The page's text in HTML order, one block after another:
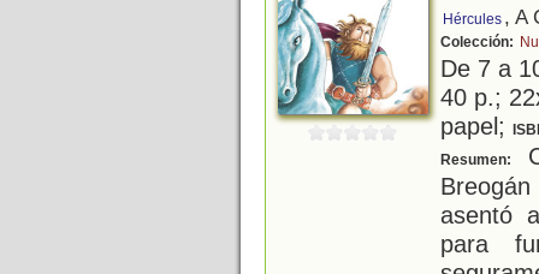
Hércules , A
Colección:
De 7 a
40 p.;
papel;
Resumen:
asentó
para